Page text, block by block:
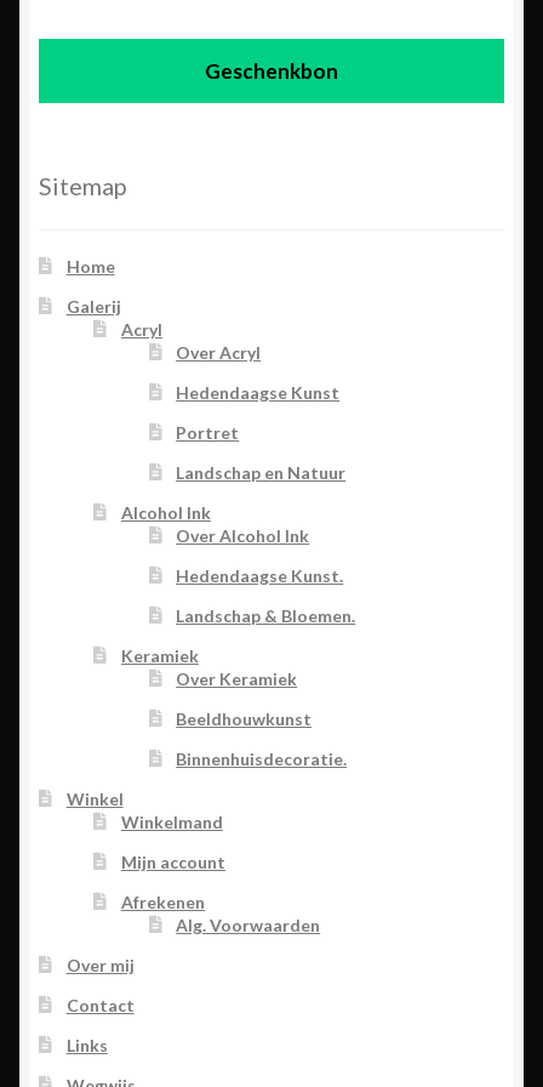
Geschenkbon
Sitemap
Home
Galerij
Acryl
Over Acryl
Hedendaagse Kunst
Portret
Landschap en Natuur
Alcohol Ink
Over Alcohol Ink
Hedendaagse Kunst.
Landschap & Bloemen.
Keramiek
Over Keramiek
Beeldhouwkunst
Binnenhuisdecoratie.
Winkel
Winkelmand
Mijn account
Afrekenen
Alg. Voorwaarden
Over mij
Contact
Links